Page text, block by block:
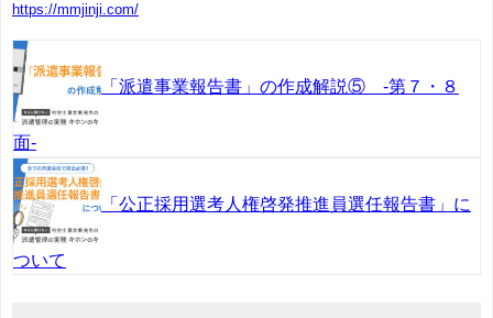
https://mmjinji.com/
「派遣事業報告書」の作成解説⑤ -第７・８
面-
「公正採用選考人権啓発推進員選任報告書」に
ついて